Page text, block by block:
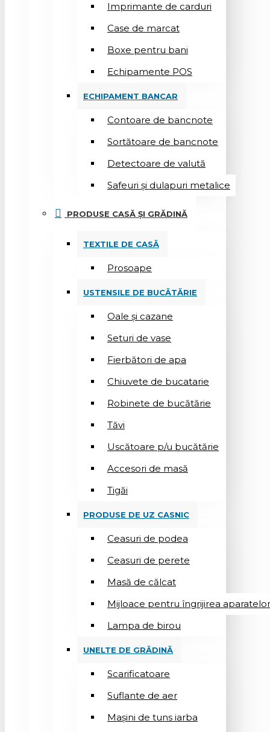
Imprimante de carduri
Case de marcat
Boxe pentru bani
Echipamente POS
ECHIPAMENT BANCAR
Contoare de bancnote
Sortătoare de bancnote
Detectoare de valută
Safeuri și dulapuri metalice
PRODUSE CASĂ ȘI GRĂDINĂ
TEXTILE DE CASĂ
Prosoape
USTENSILE DE BUCĂTĂRIE
Oale și cazane
Seturi de vase
Fierbători de apa
Chiuvete de bucatarie
Robinete de bucătărie
Tăvi
Uscătoare p/u bucătărie
Accesori de masă
Tigăi
PRODUSE DE UZ CASNIC
Ceasuri de podea
Ceasuri de perete
Masă de călcat
Mijloace pentru îngrijirea
Lampa de birou
UNELTE DE GRĂDINĂ
Scarificatoare
Suflantе de aer
Mașini de tuns iarba